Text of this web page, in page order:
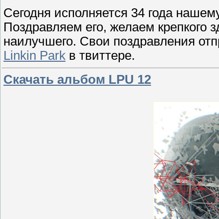
Сегодня исполняется 34 года
Поздравляем его, желаем крепкого
наилучшего. Свои поздравления
Linkin Park в твиттере.
Скачать альбом LPU 12